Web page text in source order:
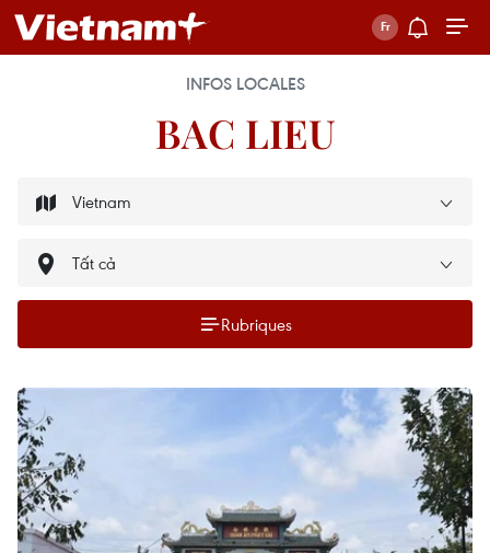
INFOS LOCALES
BAC LIEU
Rubriques